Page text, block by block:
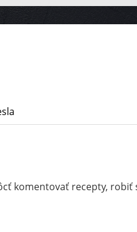
komentovať recepty, robiť